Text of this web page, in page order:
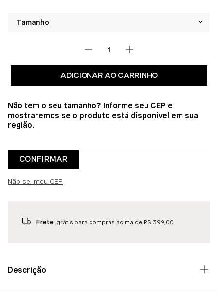
ADICIONAR AO CARRINHO
Não tem o seu tamanho? Informe seu CEP e
mostraremos se o produto está disponível em sua
região.
CONFIRMAR
Não sei meu CEP
Frete grátis para compras acima de R$ 399,00
Descrição